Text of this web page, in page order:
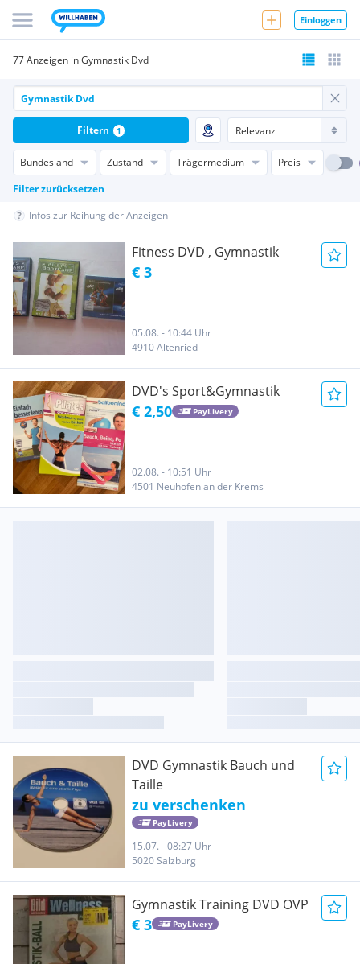
Einloggen
77 Anzeigen in Gymnastik Dvd
Bundesland Zustand Trägermedium
Preis
Filter zurücksetzen
Filtern 1
Infos zur Reihung der Anzeigen
Fitness DVD , Gymnastik
€ 3
05.08. - 10:44 Uhr
4910 Altenried
DVD's Sport&Gymnastik
€ 2,50 PayLivery
02.08. - 10:51 Uhr
4501 Neuhofen an der Krems
DVD Gymnastik Bauch und
Taille
zu verschenken
PayLivery
15.07. - 08:27 Uhr
5020 Salzburg
Gymnastik Training DVD OVP
€ 3 PayLivery